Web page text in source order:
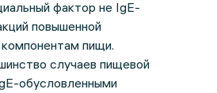
фактор не IgE-
повышенной
пищи.
случаев пищевой
обусловленными